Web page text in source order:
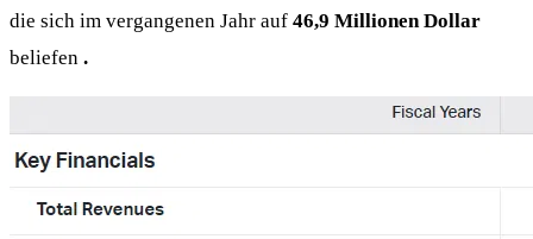
die sich im vergangenen Jahr auf 46,9 Millionen Dollar
beliefen .